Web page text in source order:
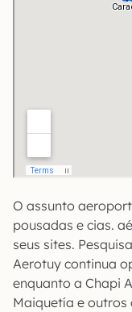
O assunto
pousadas e cias.
seus sites.
Aerotuy continua
enquanto a Chapi
Maiquetía e outros